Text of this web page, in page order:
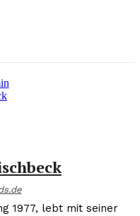
1977, lebt mit seiner